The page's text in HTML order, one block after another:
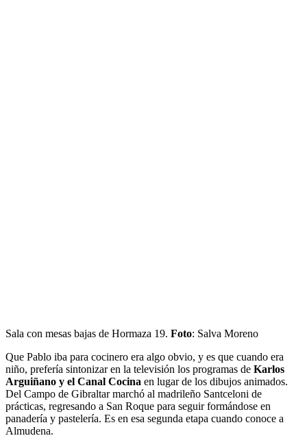
Sala con mesas bajas de Hormaza 19. Foto: Salva Moreno
Que Pablo iba para cocinero era algo obvio, y es que cuando era
niño, prefería sintonizar en la televisión los programas de Karlos
Arguiñano y el Canal Cocina en lugar de los dibujos animados.
Del Campo de Gibraltar marchó al madrileño Santceloni de
prácticas, regresando a San Roque para seguir formándose en
panadería y pastelería. Es en esa segunda etapa cuando conoce a
Almudena.